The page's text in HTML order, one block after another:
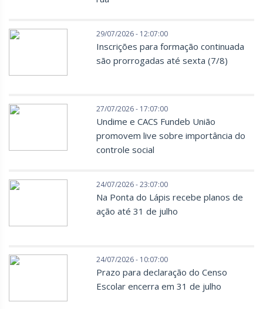
29/07/2026 - 12:07:00
Inscrições para formação continuada
são prorrogadas até sexta (7/8)
27/07/2026 - 17:07:00
Undime e CACS Fundeb União
promovem live sobre importância do
controle social
24/07/2026 - 23:07:00
Na Ponta do Lápis recebe planos de
ação até 31 de julho
24/07/2026 - 10:07:00
Prazo para declaração do Censo
Escolar encerra em 31 de julho